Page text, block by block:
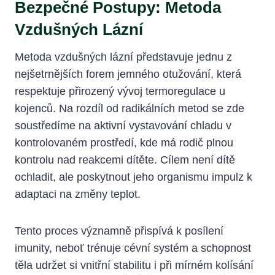
Bezpečné Postupy: Metoda
Vzdušných Lázní
Metoda vzdušných lázní představuje jednu z
nejšetrnějších forem jemného otužování, která
respektuje přirozený vývoj termoregulace u
kojenců. Na rozdíl od radikálních metod se zde
soustředíme na aktivní vystavování chladu v
kontrolovaném prostředí, kde má rodič plnou
kontrolu nad reakcemi dítěte. Cílem není dítě
ochladit, ale poskytnout jeho organismu impulz k
adaptaci na změny teplot.
Tento proces významně přispívá k posílení
imunity, neboť trénuje cévní systém a schopnost
těla udržet si vnitřní stabilitu i při mírném kolísání